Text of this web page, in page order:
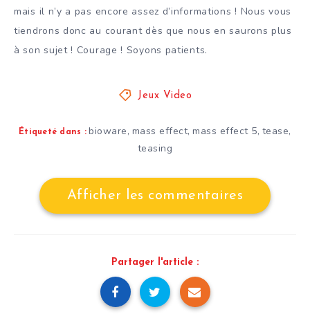
mais il n’y a pas encore assez d’informations ! Nous vous
tiendrons donc au courant dès que nous en saurons plus
à son sujet ! Courage ! Soyons patients.
Jeux Video
Étiqueté dans : bioware, mass effect,mass effect 5, tease,
teasing
Afficher les commentaires
Partager l'article :